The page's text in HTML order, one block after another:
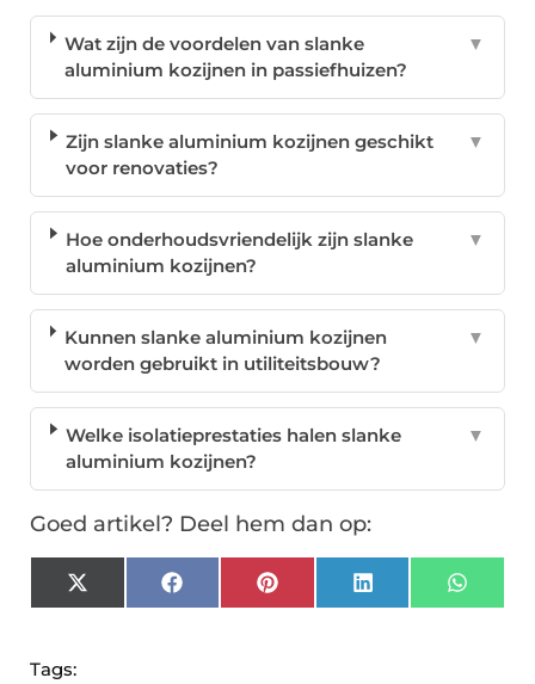
Wat zijn de voordelen van slanke
aluminium kozijnen in passiefhuizen?
▼
Zijn slanke aluminium kozijnen geschikt
voor renovaties?
▼
Hoe onderhoudsvriendelijk zijn slanke
aluminium kozijnen?
▼
Kunnen slanke aluminium kozijnen
worden gebruikt in utiliteitsbouw?
▼
Welke isolatieprestaties halen slanke
aluminium kozijnen?
▼
Goed artikel? Deel hem dan op:
X
(Twitter)
FacebookPinterest LinkedIn
Tags: